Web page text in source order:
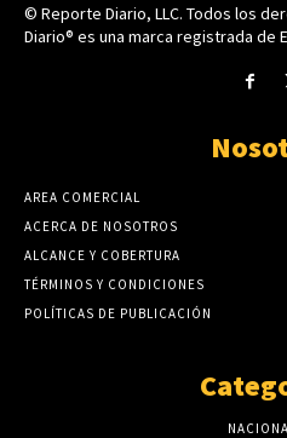
© Reporte Diario, LLC. Todos los
Diario® es una marca registrada de
AREA COMERCIAL
ACERCA DE NOSOTROS
ALCANCE Y COBERTURA
TÉRMINOS Y CONDICIONES
POLÍTICAS DE PUBLICACIÓN